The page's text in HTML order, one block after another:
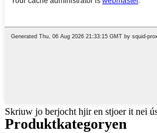
Skriuw jo berjocht hjir en stjoer it nei
Produktkategoryen